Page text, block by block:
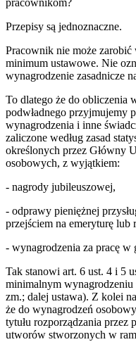
pracownikom?
Przepisy są jednoznaczne.
Pracownik nie może
minimum ustawowe. Nie
wynagrodzenie zasadnicze
To dlatego że do obliczenia
podwładnego przyjmujemy
wynagrodzenia i inne
zaliczone według zasad
określonych przez Główny
osobowych, z wyjątkiem:
- nagrody jubileuszowej,
- odprawy pieniężnej
przejściem na emeryturę lub
- wynagrodzenia za pracę
Tak stanowi art. 6 ust. 4 i 5
minimalnym
zm.; dalej ustawa). Z kolei
że do wynagrodzeń
tytułu rozporządzania
utworów stworzonych w